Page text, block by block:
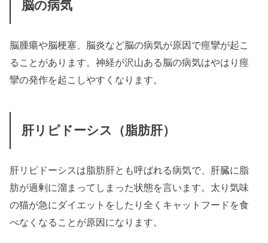
脳の病気
脳腫瘍や脳梗塞、脳炎など脳の病気が原因で痙攣が起こ
ることがあります。神経が沢山ある脳の病気はやはり痙
攣の発作を起こしやすくなります。
肝リピドーシス（脂肪肝）
肝リピドーシスは脂肪肝とも呼ばれる病気で、肝臓に脂
肪が過剰に溜まってしまった状態を言います。太り気味
の猫が急にダイエットをしたり全くキャットフードを食
べなくなることが原因になります。